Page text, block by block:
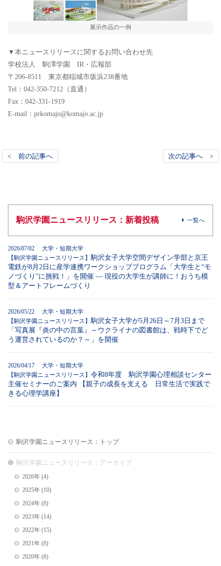
展示作品の一例
▼本ニュースリリースに関するお問い合わせ先
学校法人 駒澤学園 IR・広報部
〒206-8511 東京都稲城市坂浜238番地
Tel：042-350-7212（直通）
Fax：042-331-1919
E-mail：prkomajo@komajo.ac.jp
< 前の記事へ 次の記事へ >
駒沢学園ニュースリリース：新着投稿 一覧へ
2026/07/02 大学・短期大学
【駒沢学園ニュースリリース】駒沢女子大学空間デザイン学部と京王
電鉄が8月2日に産学連携ワークショッププログラム「大学生と“モ
ノづくり”に挑戦！」を開催 ― 現役の大学生が講師に！おうち模
型＆アートフレームづくり
2026/05/22 大学・短期大学
【駒沢学園ニュースリリース】駒沢女子大学が5月26日～7月3日まで
「写真展『炎の中の言葉』～ウクライナの図書館は、戦時下でど
う運営されているのか？～」を開催
2026/04/17 大学・短期大学
【駒沢学園ニュースリリース】 令和8年度 駒沢学園心理相談センター
主催セミナーのご案内 【親子の成長を支える 日常生活で実践で
きる心理学講座】
駒沢学園ニュースリリース：トップ
駒沢学園ニュースリリース：アーカイブ
2026年(4)
2025年(10)
2024年(8)
2023年(14)
2022年(15)
2021年(8)
2020年(8)